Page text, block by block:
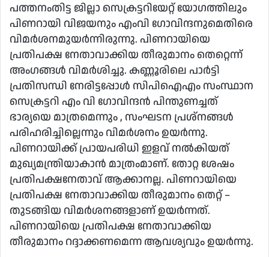
പത്തനംതിട്ട ജില്ലാ സെക്രട്ടറിയേറ്റ് യോഗത്തിലും
പിണറായി വിജയനും എംവി ഗോവിന്ദനുമെതിരെ
വിമര്‍ശനമുയര്‍ന്നിരുന്നു. പിണറായിയെ
പ്രതിപക്ഷ നേതാവാക്കിയ തീരുമാനം തെറ്റെന്ന്
അംഗങ്ങള്‍ വിമര്‍ശിച്ചു. കണ്ണൂരിലെ പാര്‍ട്ടി
പ്രതിസന്ധി നേരിട്ടപ്പോള്‍ സിപിഐഎം സംസ്ഥാന
സെക്രട്ടറി എം വി ഗോവിന്ദന്‍ പിന്തുണച്ചത്
ഭാര്യയെ മാത്രമെന്നും , സംഘടന പ്രശ്നങ്ങള്‍
പരിഹരിച്ചില്ലെന്നും വിമര്‍ശനം ഉയര്‍ന്നു.
പിണറായിക്ക് പ്രായപരിധി ഇളവ് നല്‍കിയത്
മുഖ്യമന്ത്രിയാകാന്‍ മാത്രംമാണ്. തോറ്റ ശേഷം
പ്രതിപക്ഷനേതാവ് ആക്കാനല്ല. പിണറായിയെ
പ്രതിപക്ഷ നേതാവാക്കിയ തീരുമാനം തെറ്റ് –
തുടങ്ങിയ വിമര്‍ശനങ്ങളാണ് ഉയര്‍ന്നത്.
പിണറായിയെ പ്രതിപക്ഷ നേതാവാക്കിയ
തീരുമാനം റദ്ദാക്കണമെന്ന ആവശ്യവും ഉയര്‍ന്നു.